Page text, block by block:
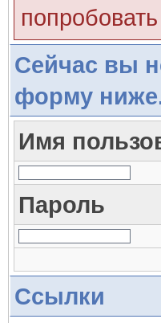
Сейчас вы
форму
Имя
Пароль
Ссылки